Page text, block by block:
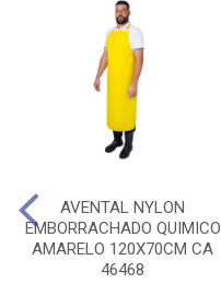
AVENTAL NYLON
EMBORRACHADO QUIMICO
AMARELO 120X70CM CA
46468